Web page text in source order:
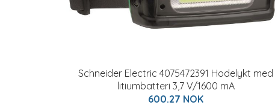
Schneider Electric 4075472391 Hodelykt med
litiumbatteri 3,7 V/1600 mA
600.27 NOK